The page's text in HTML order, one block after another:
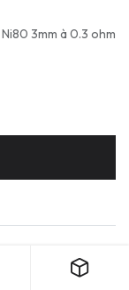
3mm à 0.3 ohm